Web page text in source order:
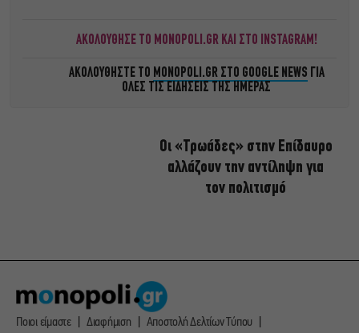
ΑΚΟΛΟΥΘΗΣΕ ΤΟ MONOPOLI.GR ΚΑΙ ΣΤΟ INSTAGRAM!
ΑΚΟΛΟΥΘΗΣΤΕ ΤΟ MONOPOLI.GR ΣΤΟ GOOGLE NEWS ΓΙΑ
ΟΛΕΣ ΤΙΣ ΕΙΔΗΣΕΙΣ ΤΗΣ ΗΜΕΡΑΣ
Οι «Τρωάδες» στην Επίδαυρο
αλλάζουν την αντίληψη για
τον πολιτισμό
Ποιοι είμαστε Διαφήμιση
Αποστολή Δελτίων Τύπου